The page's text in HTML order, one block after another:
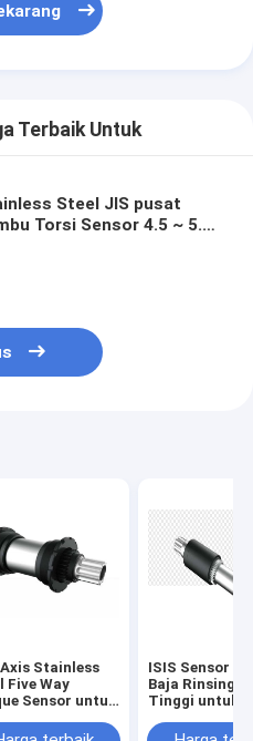
Terbaik Untuk
Steel JIS pusat
Torsi Sensor 4.5 ~ 5.5
Stainless
Five Way
Sensor untuk
0,5-90 N · m
ISIS Sensor
Baja Rinsing
Tinggi untuk
90 N · m IP66